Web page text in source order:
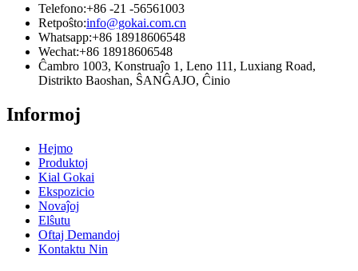
Telefono:+86 -21 -56561003
Retpoŝto:info@gokai.com.cn
Whatsapp:+86 18918606548
Wechat:+86 18918606548
Ĉambro 1003, Konstruaĵo 1, Leno 111, Luxiang Road,
Distrikto Baoshan, ŜANĜAJO, Ĉinio
Informoj
Hejmo
Produktoj
Kial Gokai
Ekspozicio
Novaĵoj
Elŝutu
Oftaj Demandoj
Kontaktu Nin